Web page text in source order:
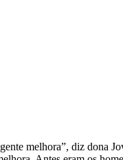
melhora”, diz dona